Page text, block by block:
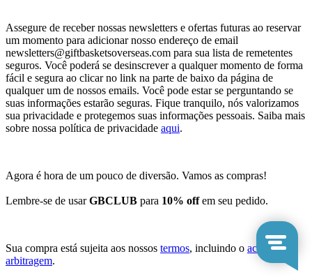
Assegure de receber nossas newsletters e ofertas futuras ao reservar
um momento para adicionar nosso endereço de email
newsletters@giftbasketsoverseas.com para sua lista de remetentes
seguros. Você poderá se desinscrever a qualquer momento de forma
fácil e segura ao clicar no link na parte de baixo da página de
qualquer um de nossos emails. Você pode estar se perguntando se
suas informações estarão seguras. Fique tranquilo, nós valorizamos
sua privacidade e protegemos suas informações pessoais. Saiba mais
sobre nossa política de privacidade aqui.
Agora é hora de um pouco de diversão. Vamos as compras!
Lembre-se de usarGBCLUB para 10% offem seu pedido.
Sua compra está sujeita aos nossos termos, incluindo o acordo de
arbitragem.